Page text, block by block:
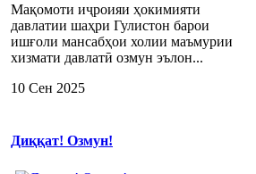
Мақомоти иҷроияи ҳокимияти
давлатии шаҳри Гулистон барои
ишғоли мансабҳои холии маъмурии
хизмати давлатӣ озмун эълон...
10 Сен 2025
Диққат! Озмун!